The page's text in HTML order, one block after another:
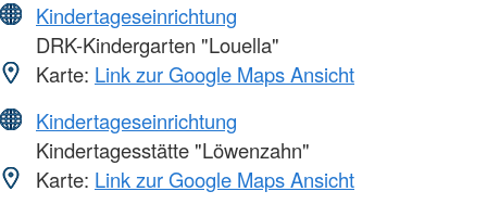
Kindertageseinrichtung
DRK-Kindergarten "Louella"
Karte: Link zur Google Maps Ansicht
Kindertageseinrichtung
Kindertagesstätte "Löwenzahn"
Karte: Link zur Google Maps Ansicht